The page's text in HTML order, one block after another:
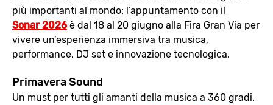
più importanti al mondo: l’appuntamento con il
Sonar 2026è dal 18 al 20 giugno alla Fira Gran Via per
vivere un’esperienza immersiva tra musica,
performance, DJ set e innovazione tecnologica.
Primavera Sound
Un must per tutti gli amanti della musica a 360 gradi.